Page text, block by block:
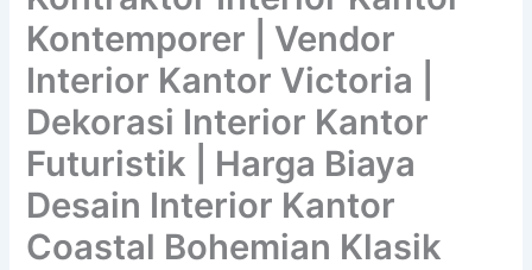
Kontemporer | Vendor
Interior Kantor Victoria |
Dekorasi Interior Kantor
Futuristik | Harga Biaya
Desain Interior Kantor
Coastal Bohemian Klasik